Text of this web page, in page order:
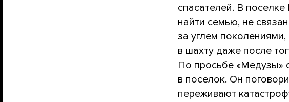
спасателей. В
найти семью, не
за углем
в шахту даже после
По просьбе «Медузы»
в поселок. Он
переживают